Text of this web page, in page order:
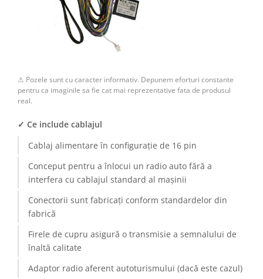
Camere Renault
Camere Peugeot
Camere înregistrare trafic
Accesorii multimedia
Conectică Auto
Conectică Auto
Conectică Audi
Conectică BMW
⚠ Pozele sunt cu caracter informativ. Depunem eforturi constante
pentru ca imaginile sa fie cat mai reprezentative fata de produsul
real.
✓ Ce include cablajul
Cablaj alimentare în configurație de 16 pin
Conceput pentru a înlocui un radio auto fără a
interfera cu cablajul standard al mașinii
Conectorii sunt fabricați conform standardelor din
fabrică
Firele de cupru asigură o transmisie a semnalului de
înaltă calitate
Adaptor radio aferent autoturismului (dacă este cazul)